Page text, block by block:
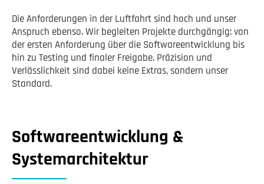
Die Anforderungen in der Luftfahrt sind hoch und unser
Anspruch ebenso. Wir begleiten Projekte durchgängig: von
der ersten Anforderung über die Softwareentwicklung bis
hin zu Testing und finaler Freigabe. Präzision und
Verlässlichkeit sind dabei keine Extras, sondern unser
Standard.
Softwareentwicklung &
Systemarchitektur